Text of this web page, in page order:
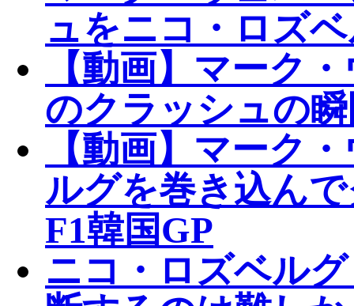
ュをニコ・ロズ
【動画】マーク
のクラッシュの
【動画】マーク
ルグを巻き込ん
F1韓国GP
ニコ・ロズベル